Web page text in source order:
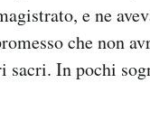
e ne
che non
In pochi